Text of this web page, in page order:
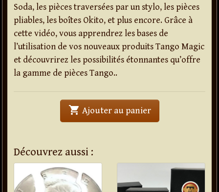
Soda, les pièces traversées par un stylo, les pièces
pliables, les boîtes Okito, et plus encore. Grâce à
cette vidéo, vous apprendrez les bases de
l’utilisation de vos nouveaux produits Tango Magic
et découvrirez les possibilités étonnantes qu’offre
la gamme de pièces Tango..
shopping_cart Ajouter au panier' . Flipper Coin
Découvrez aussi :